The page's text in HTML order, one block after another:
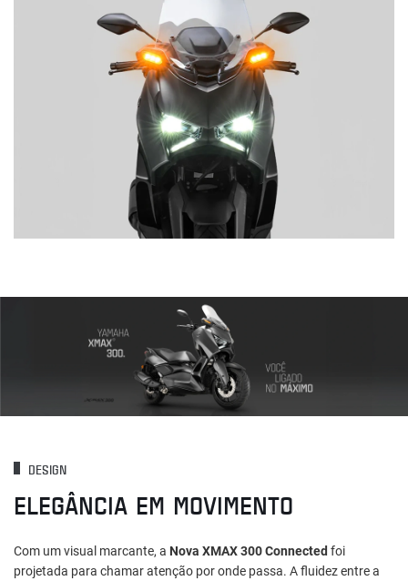
DESIGN
ELEGÂNCIA EM MOVIMENTO
Com um visual marcante, a Nova XMAX 300 Connected foi
projetada para chamar atenção por onde passa. A fluidez entre a